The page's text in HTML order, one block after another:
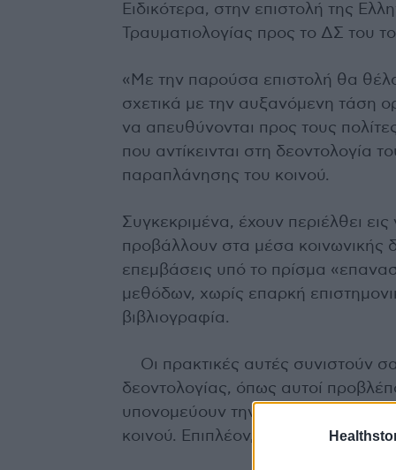
Ειδικότερα, στην επιστολή της
Τραυματιολογίας προς το ΔΣ του
«Με την παρούσα επιστολή θα
σχετικά με την αυξανόμενη τάση
να απευθύνονται προς τους
που αντίκεινται στη δεοντολογία
παραπλάνησης του κοινού.
Συγκεκριμένα, έχουν περιέλθει
προβάλλουν στα μέσα κοινωνικής
επεμβάσεις υπό το πρίσμα
μεθόδων, χωρίς επαρκή
βιβλιογραφία.
Οι πρακτικές αυτές συνιστούν
δεοντολογίας, όπως αυτοί
υπονομεύουν την αξιοπιστία του
κοινού. Επιπλέον, ενέχουν τον